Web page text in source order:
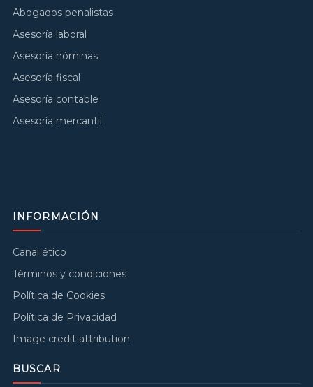
Abogados penalistas
Asesoría laboral
Asesoría nóminas
Asesoría fiscal
Asesoría contable
Asesoría mercantil
INFORMACIÓN
Canal ético
Términos y condiciones
Política de Cookies
Política de Privacidad
Image credit attribution
BUSCAR